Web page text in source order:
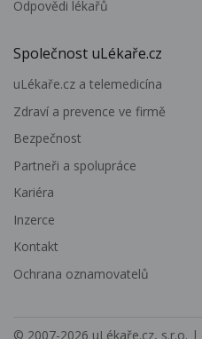
Odpovědi lékařů
Společnost uLékaře.cz
uLékaře.cz a telemedicína
Zdraví a prevence ve firmě
Bezpečnost
Partneři a spolupráce
Kariéra
Inzerce
Kontakt
Ochrana oznamovatelů
© 2007-2026 uLékaře.cz, s.r.o. |